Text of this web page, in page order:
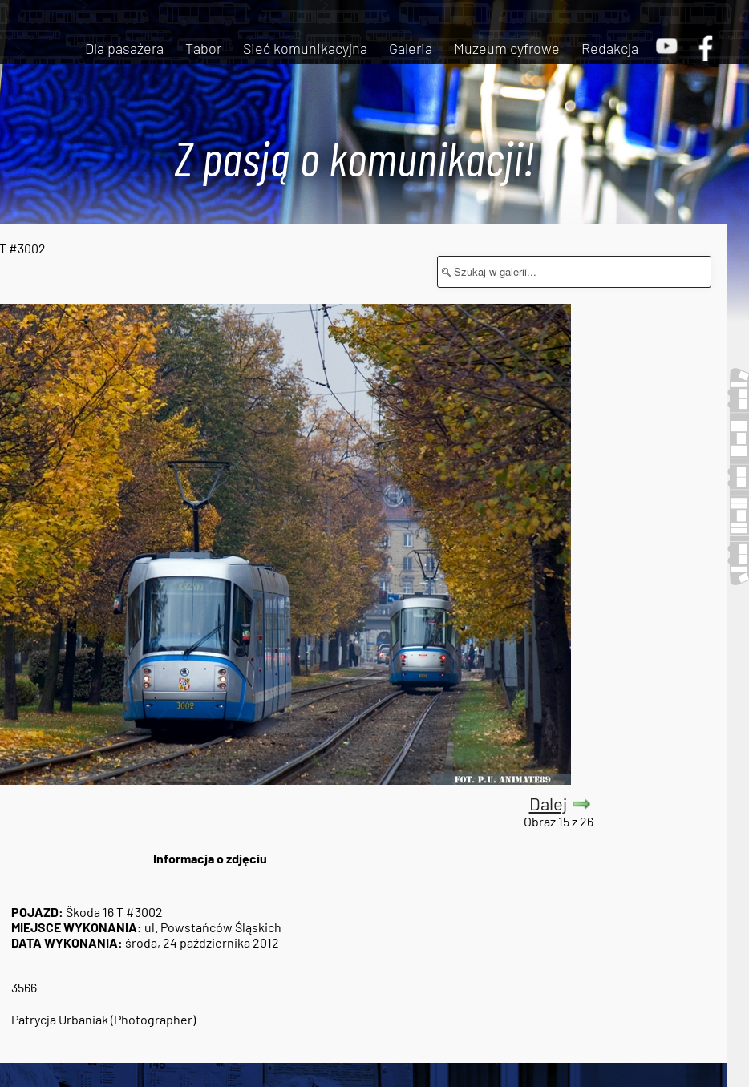
Dla pasażera Tabor Sieć komunikacyjna Galeria Muzeum cyfrowe Redakcja
Z pasją o komunikacji!
#3002
Dalej
Obraz 15 z 26
Informacja o zdjęciu
POJAZD: Škoda 16 T #3002
MIEJSCE WYKONANIA: ul. Powstańców Śląskich
DATA WYKONANIA: środa, 24 października 2012
3566
Patrycja Urbaniak (Photographer)